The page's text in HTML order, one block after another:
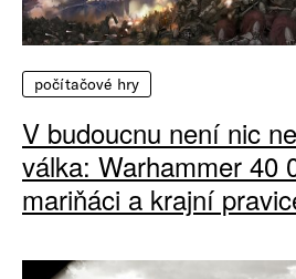
počítačové hry
V budoucnu není nic
válka: Warhammer 40
mariňáci a krajní